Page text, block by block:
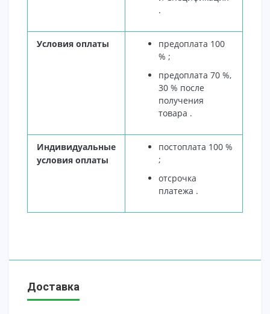
.
Условия оплаты
предоплата 100
% ;
предоплата 70 %,
30 % после
получения
товара .
Индивидуальные
условия оплаты
постоплата 100 %
;
отсрочка
платежа .
Доставка